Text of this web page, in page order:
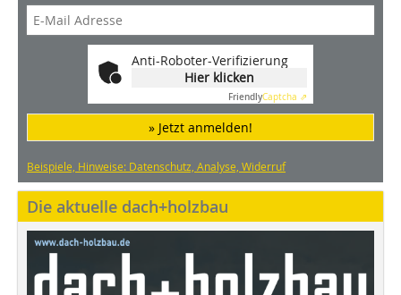
Anti-Roboter-Verifizierung
Hier klicken
FriendlyCaptcha ⇗
» Jetzt anmelden!
Beispiele, Hinweise: Datenschutz, Analyse, Widerruf
Die aktuelle dach+holzbau